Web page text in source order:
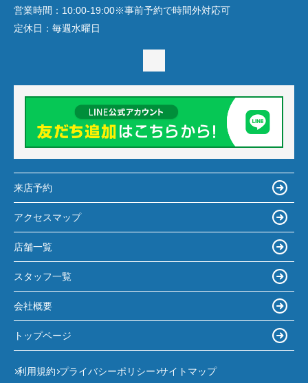
営業時間： 10:00-19:00※事前予約で時間外対応可
定休日： 毎週水曜日
来店予約
アクセスマップ
店舗一覧
スタッフ一覧
会社概要
トップページ
利用規約 プライバシーポリシー サイトマップ